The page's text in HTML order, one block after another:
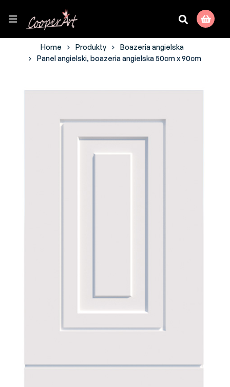
Home Produkty
Boazeria angielska
Panel angielski, boazeria angielska 50cm x 90cm